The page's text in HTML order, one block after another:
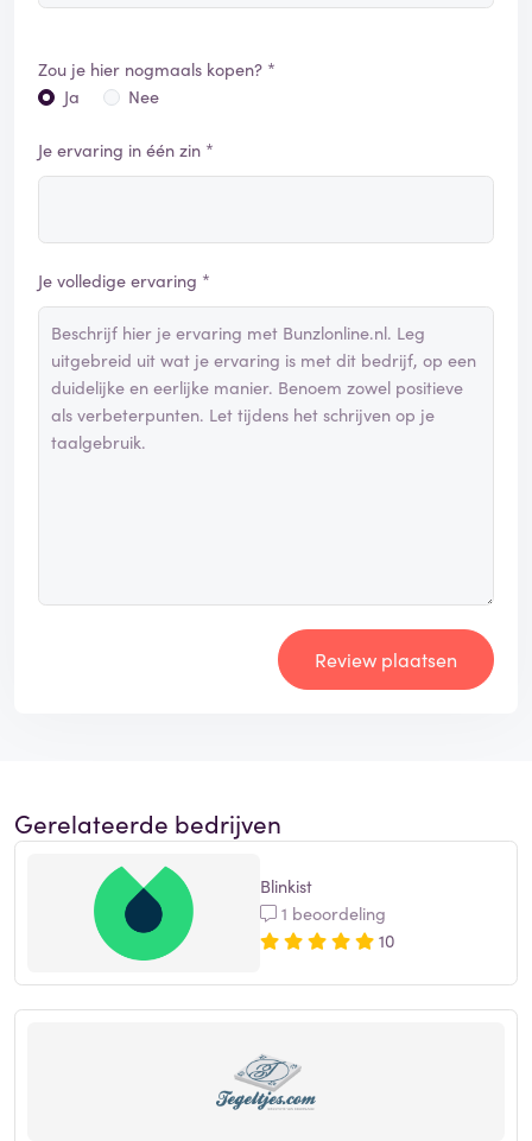
Zou je hier nogmaals kopen? *
Ja
Nee
Je ervaring in één zin *
Je volledige ervaring *
Review plaatsen
Gerelateerde bedrijven
Blinkist
1 beoordeling
10